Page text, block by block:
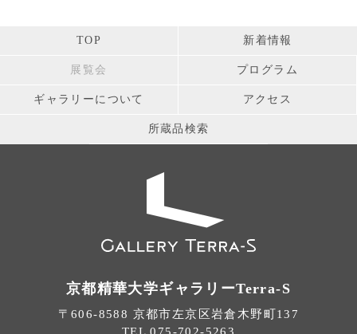
TOP 新着情報
展覧会 プログラム
ギャラリーについて アクセス
所蔵品検索
京都精華大学ギャラリーTerra-S
〒606-8588 京都市左京区岩倉木野町137